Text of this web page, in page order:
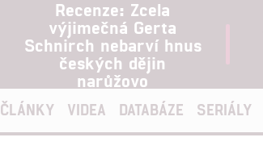
Recenze: Zcela
výjimečná Gerta
Schnirch nebarví hnus
českých dějin
narůžovo
ČLÁNKY VIDEA DATABÁZE SERIÁLY